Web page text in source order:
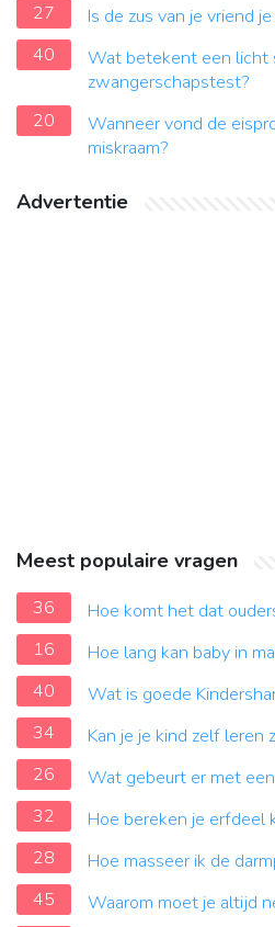
27
Is de zus van je vriend
40
Wat betekent een licht
zwangerschapstest?
20
Wanneer vond de
miskraam?
Advertentie
Meest populaire vragen
36
Hoe komt het dat
16
Hoe lang kan baby in
40
Wat is goede
34
Kan je je kind zelf leren
26
Wat gebeurt er met
32
Hoe bereken je erfdeel
28
Hoe masseer ik de
45
Waarom moet je altijd